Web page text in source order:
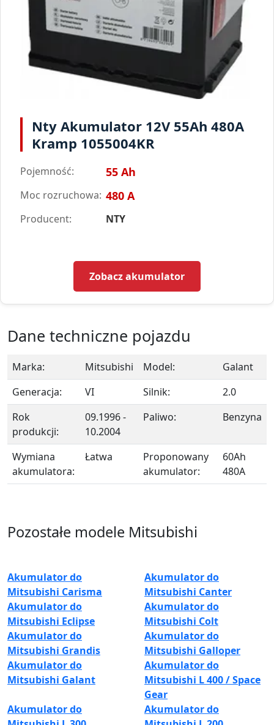
Nty Akumulator 12V 55Ah 480A
Kramp 1055004KR
Pojemność: 55 Ah
Moc rozruchowa: 480 A
Producent: NTY
Zobacz akumulator
Dane techniczne pojazdu
Marka: Mitsubishi Model:
Galant
Generacja:
VI Silnik:
2.0
Rok
produkcji:
09.1996 -
10.2004
Paliwo: Benzyna
Wymiana
akumulatora:
Łatwa
Proponowany
akumulator:
60Ah
480A
Pozostałe modele Mitsubishi
Akumulator do
Mitsubishi Carisma
Akumulator do
Mitsubishi Canter
Akumulator do
Mitsubishi Eclipse
Akumulator do
Mitsubishi Colt
Akumulator do
Mitsubishi Grandis
Akumulator do
Mitsubishi Galloper
Akumulator do
Mitsubishi Galant
Akumulator do
Mitsubishi L 400 / Space
Gear
Akumulator do
Akumulator do